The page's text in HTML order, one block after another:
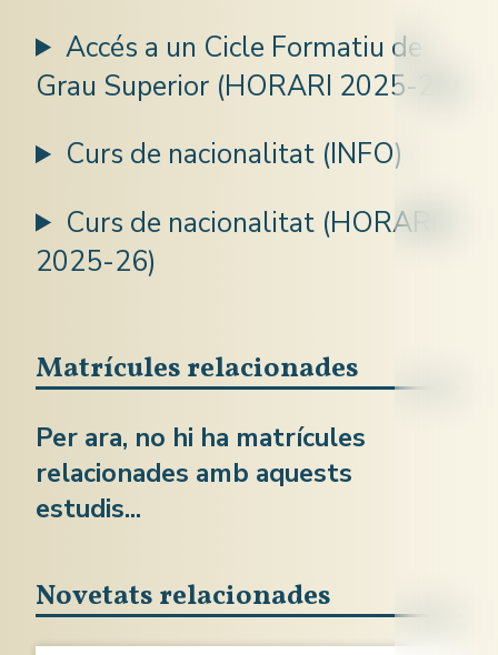
Accés a un Cicle Formatiu de
Grau Superior (HORARI 2025-26)
Curs de nacionalitat (INFO)
Curs de nacionalitat (HORARIS
2025-26)
Matrícules relacionades
Per ara, no hi ha matrícules
relacionades amb aquests
estudis...
Novetats relacionades